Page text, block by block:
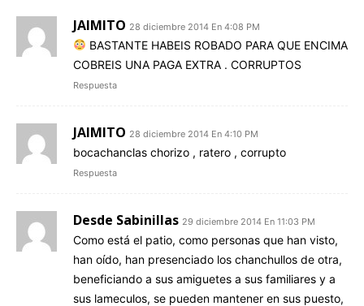
JAIMITO 28 diciembre 2014 En 4:08 PM
BASTANTE HABEIS ROBADO PARA QUE ENCIMA
COBREIS UNA PAGA EXTRA . CORRUPTOS
Respuesta
JAIMITO 28 diciembre 2014 En 4:10 PM
bocachanclas chorizo , ratero , corrupto
Respuesta
Desde Sabinillas 29 diciembre 2014 En 11:03 PM
Como está el patio, como personas que han visto,
han oído, han presenciado los chanchullos de otra,
beneficiando a sus amiguetes a sus familiares y a
sus lameculos, se pueden mantener en sus puesto,